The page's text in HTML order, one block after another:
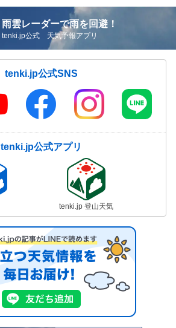
雨雲レーダーで雨を回避！
tenki.jp公式 天気予報アプリ
tenki.jp公式SNS
tenki.jp公式アプリ
tenki.jp 登山天気